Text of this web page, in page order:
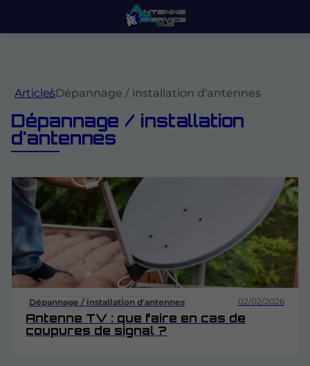
ArticlesDépannage / installation d'antennes
Dépannage / installation
d'antennes
Dépannage / installation d'antennes 02/02/2026
Antenne TV : que faire en cas de
coupures de signal ?